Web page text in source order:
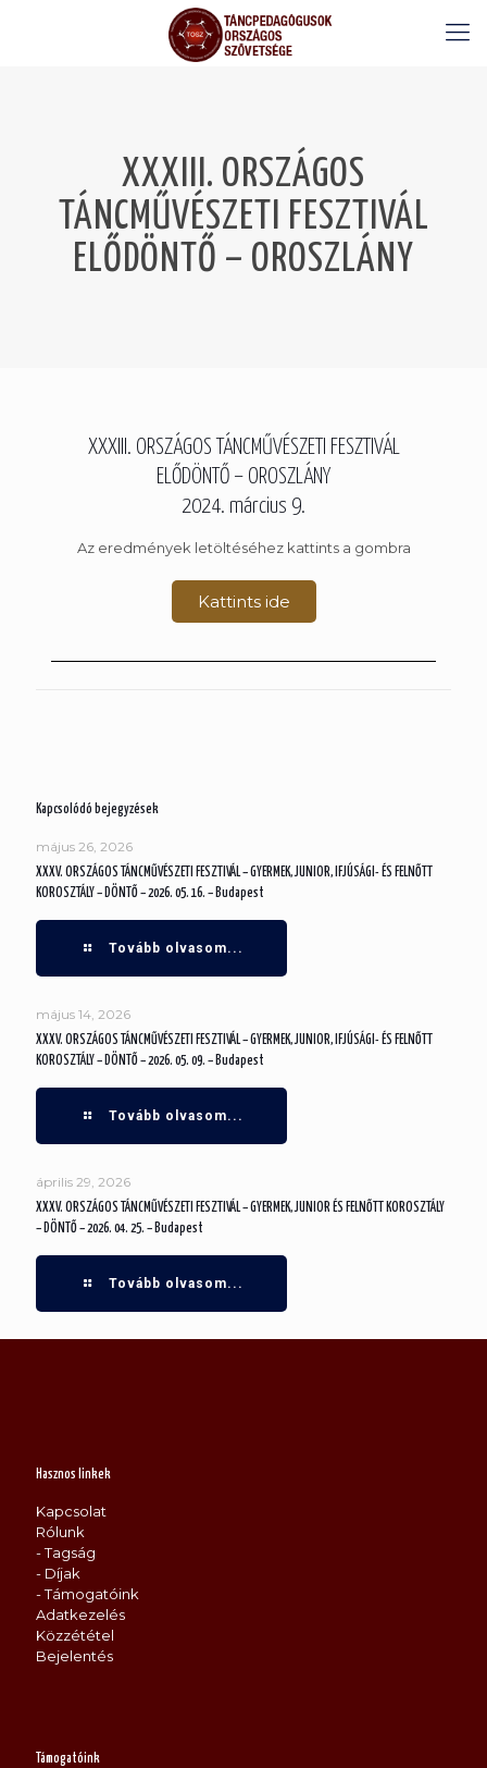
XXXIII. ORSZÁGOS
TÁNCMŰVÉSZETI FESZTIVÁL
ELŐDÖNTŐ – OROSZLÁNY
XXXIII. ORSZÁGOS TÁNCMŰVÉSZETI FESZTIVÁL
ELŐDÖNTŐ – OROSZLÁNY
2024. március 9.
Az eredmények letöltéséhez kattints a gombra
Kattints ide
Kapcsolódó bejegyzések
május 26, 2026
XXXV. ORSZÁGOS TÁNCMŰVÉSZETI FESZTIVÁL – GYERMEK, JUNIOR, IFJÚSÁGI- ÉS FELNŐTT
KOROSZTÁLY – DÖNTŐ – 2026. 05. 16. – Budapest
Tovább olvasom...
május 14, 2026
XXXV. ORSZÁGOS TÁNCMŰVÉSZETI FESZTIVÁL – GYERMEK, JUNIOR, IFJÚSÁGI- ÉS FELNŐTT
KOROSZTÁLY – DÖNTŐ – 2026. 05. 09. – Budapest
Tovább olvasom...
április 29, 2026
XXXV. ORSZÁGOS TÁNCMŰVÉSZETI FESZTIVÁL – GYERMEK, JUNIOR ÉS FELNŐTT KOROSZTÁLY
– DÖNTŐ – 2026. 04. 25. – Budapest
Tovább olvasom...
Hasznos linkek
Kapcsolat
Rólunk
- Tagság
- Díjak
- Támogatóink
Adatkezelés
Közzététel
Bejelentés
Támogatóink